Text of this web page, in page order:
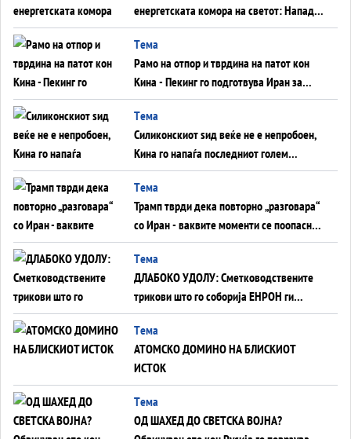
енергетската комора на светот: Нападот
во Суец најавува глобален енергетски
инфаркт?
Tема
Рамо на отпор и тврдина на патот кон
Кина - Пекинг го подготвува Иран за
американска копнена инвазија
Tема
Силиконскиот ѕид веќе не е непробоен,
Кина го напаѓа последниот голем
монопол на Западот?
Tема
Трамп тврди дека повторно „разговара“
со Иран - ваквите моменти се поопасни
од отворените закани
Tема
ДЛАБОКО УДОЛУ: Сметководствените
трикови што го соборија ЕНРОН ги
применуваат гигантите за ВИ
Tема
АТОМСКО ДОМИНО НА БЛИСКИОТ
ИСТОК
Tема
ОД ШАХЕД ДО СВЕТСКА ВОЈНА?